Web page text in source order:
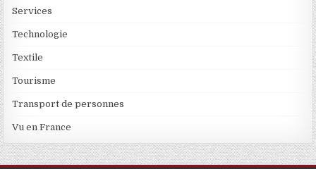
Services
Technologie
Textile
Tourisme
Transport de personnes
Vu en France